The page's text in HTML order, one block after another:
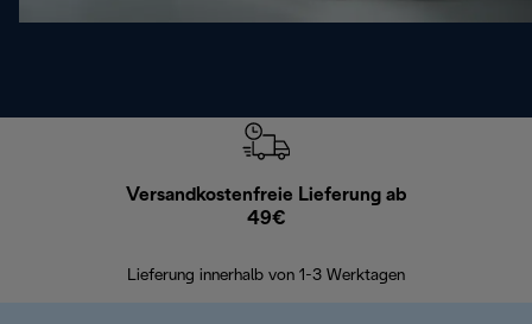
Versandkostenfreie Lieferung ab
49€
Lieferung innerhalb von 1-3 Werktagen